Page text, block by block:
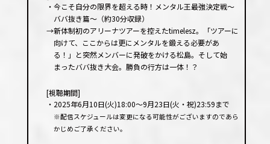
・今こそ自分の限界を超える時！メンタル王最強決定戦〜
ババ抜き篇〜（約30分収録）
→新体制初のアリーナツアーを控えたtimelesz。「ツアーに
向けて、ここからは更にメンタルを鍛える必要があ
る！」と突然メンバーに発破をかける松島。そして始
まったババ抜き大会。勝負の行方は一体！？
[視聴期間]
・2025年6月10日(火)18:00〜9月23日(火・祝)23:59まで
※配信スケジュールは変更になる可能性がございますのであら
かじめご了承ください。